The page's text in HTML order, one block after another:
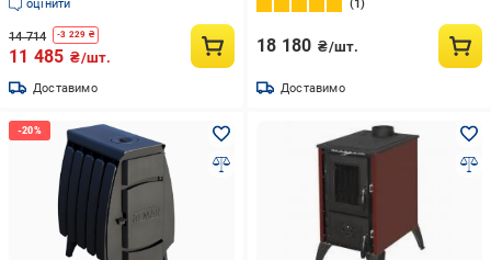
Бордовий (9018255)
оцінити
14 714 -3 229 ₴
11 485 ₴/шт.
Доставимо
1
18 180 ₴/шт.
Доставимо